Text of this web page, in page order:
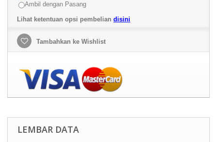
Ambil dengan Pasang
Lihat ketentuan opsi pembelian disini
Tambahkan ke Wishlist
LEMBAR DATA